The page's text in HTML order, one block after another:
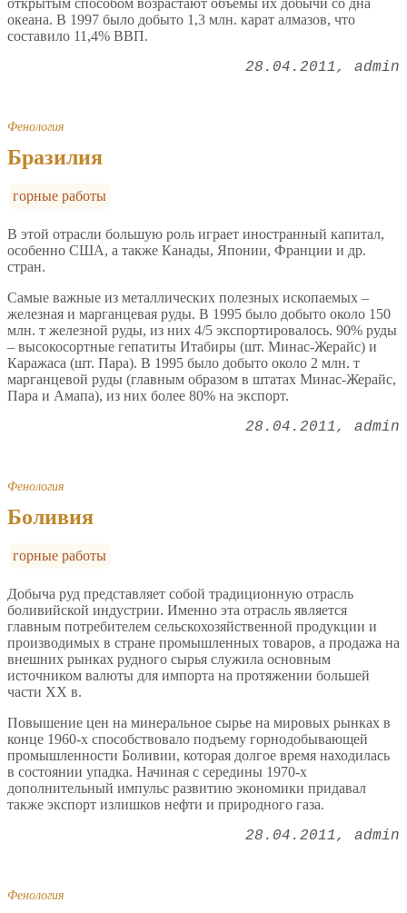
открытым способом возрастают объемы их добычи со дна
океана. В 1997 было добыто 1,3 млн. карат алмазов, что
составило 11,4% ВВП.
28.04.2011 admin
Фенология
Бразилия
горные работы
В этой отрасли большую роль играет иностранный капитал,
особенно США, а также Канады, Японии, Франции и др.
стран.
Самые важные из металлических полезных ископаемых –
железная и марганцевая руды. В 1995 было добыто около 150
млн. т железной руды, из них 4/5 экспортировалось. 90% руды
– высокосортные гепатиты Итабиры (шт. Минас-Жерайс) и
Каражаса (шт. Пара). В 1995 было добыто около 2 млн. т
марганцевой руды (главным образом в штатах Минас-Жерайс,
Пара и Амапа), из них более 80% на экспорт.
28.04.2011 admin
Фенология
Боливия
горные работы
Добыча руд представляет собой традиционную отрасль
боливийской индустрии. Именно эта отрасль является
главным потребителем сельскохозяйственной продукции и
производимых в стране промышленных товаров, а продажа на
внешних рынках рудного сырья служила основным
источником валюты для импорта на протяжении большей
части XX в.
Повышение цен на минеральное сырье на мировых рынках в
конце 1960-х способствовало подъему горнодобывающей
промышленности Боливии, которая долгое время находилась
в состоянии упадка. Начиная с середины 1970-х
дополнительный импульс развитию экономики придавал
также экспорт излишков нефти и природного газа.
28.04.2011 admin
Фенология